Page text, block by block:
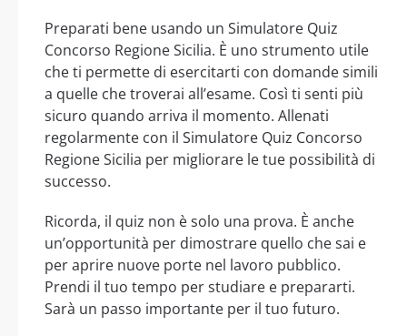
Preparati bene usando un Simulatore Quiz
Concorso Regione Sicilia. È uno strumento utile
che ti permette di esercitarti con domande simili
a quelle che troverai all’esame. Così ti senti più
sicuro quando arriva il momento. Allenati
regolarmente con il Simulatore Quiz Concorso
Regione Sicilia per migliorare le tue possibilità di
successo.
Ricorda, il quiz non è solo una prova. È anche
un’opportunità per dimostrare quello che sai e
per aprire nuove porte nel lavoro pubblico.
Prendi il tuo tempo per studiare e prepararti.
Sarà un passo importante per il tuo futuro.